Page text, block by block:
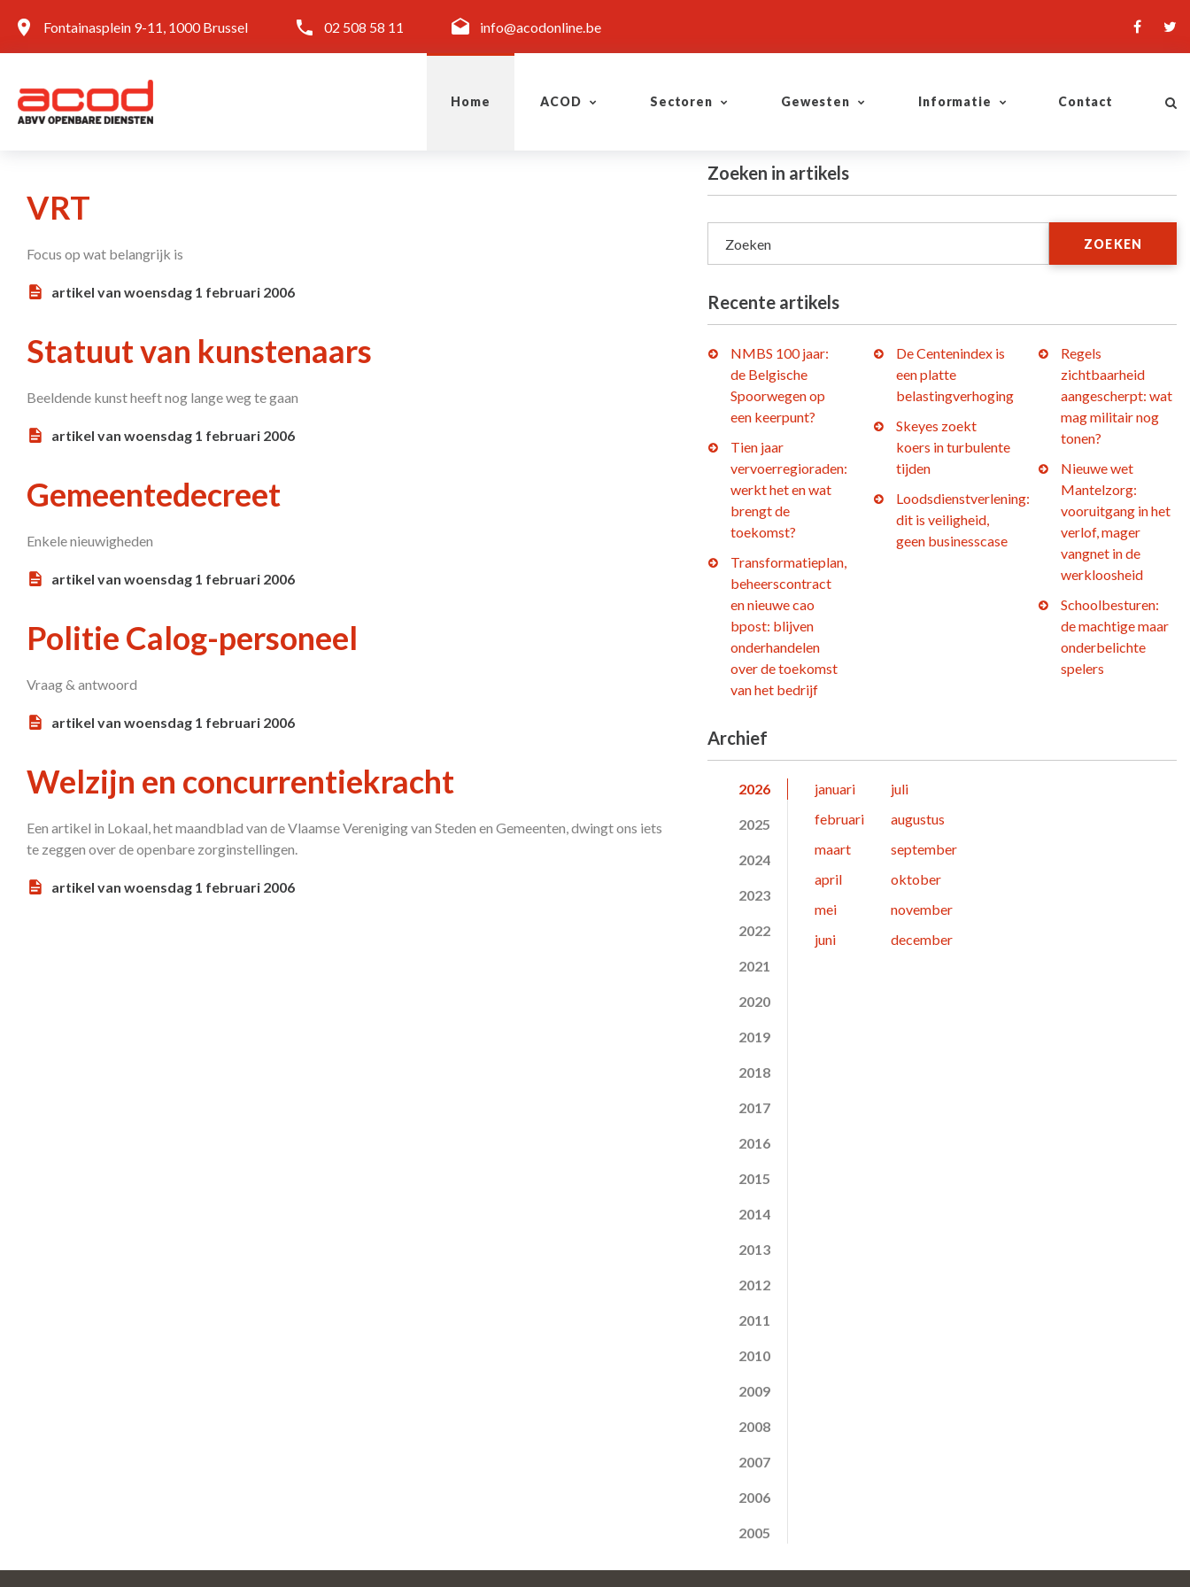
Fontainasplein 9-11, 1000 Brussel 02 508 58 11 info@acodonline.be
Home ACOD Sectoren Gewesten Informatie Contact
VRT
Focus op wat belangrijk is
artikel van woensdag 1 februari 2006
Statuut van kunstenaars
Beeldende kunst heeft nog lange weg te gaan
artikel van woensdag 1 februari 2006
Gemeentedecreet
Enkele nieuwigheden
artikel van woensdag 1 februari 2006
Politie Calog-personeel
Vraag & antwoord
artikel van woensdag 1 februari 2006
Welzijn en concurrentiekracht
Een artikel in Lokaal, het maandblad van de Vlaamse Vereniging van Steden en Gemeenten, dwingt ons iets
te zeggen over de openbare zorginstellingen.
artikel van woensdag 1 februari 2006
Zoeken in artikels
Zoeken ZOEKEN
Recente artikels
NMBS 100 jaar:
de Belgische
Spoorwegen op
een keerpunt?
Tien jaar
vervoerregioraden:
werkt het en wat
brengt de
toekomst?
Transformatieplan,
beheerscontract
en nieuwe cao
bpost: blijven
onderhandelen
over de toekomst
van het bedrijf
De Centenindex is
een platte
belastingverhoging
Skeyes zoekt
koers in turbulente
tijden
Loodsdienstverlening:
dit is veiligheid,
geen businesscase
Regels
zichtbaarheid
aangescherpt: wat
mag militair nog
tonen?
Nieuwe wet
Mantelzorg:
vooruitgang in het
verlof, mager
vangnet in de
werkloosheid
Schoolbesturen:
de machtige maar
onderbelichte
spelers
Archief
2026
2025
2024
2023
2022
2021
2020
2019
2018
2017
2016
2015
2014
2013
2012
2011
2010
2009
2008
2007
2006
2005
januari
februari
maart
april
mei
juni
juli
augustus
september
oktober
november
december